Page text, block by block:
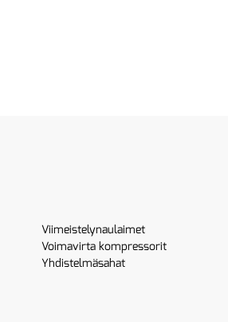
Viimeistelynaulaimet
Voimavirta kompressorit
Yhdistelmäsahat